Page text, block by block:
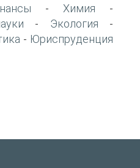
- Химия -
- Экология -
- Юриспруденция